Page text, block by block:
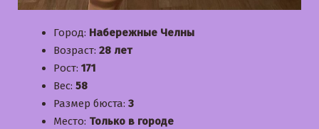
Город: Набережные Челны
Возраст: 28 лет
Рост: 171
Вес: 58
Размер бюста: 3
Место: Только в городе